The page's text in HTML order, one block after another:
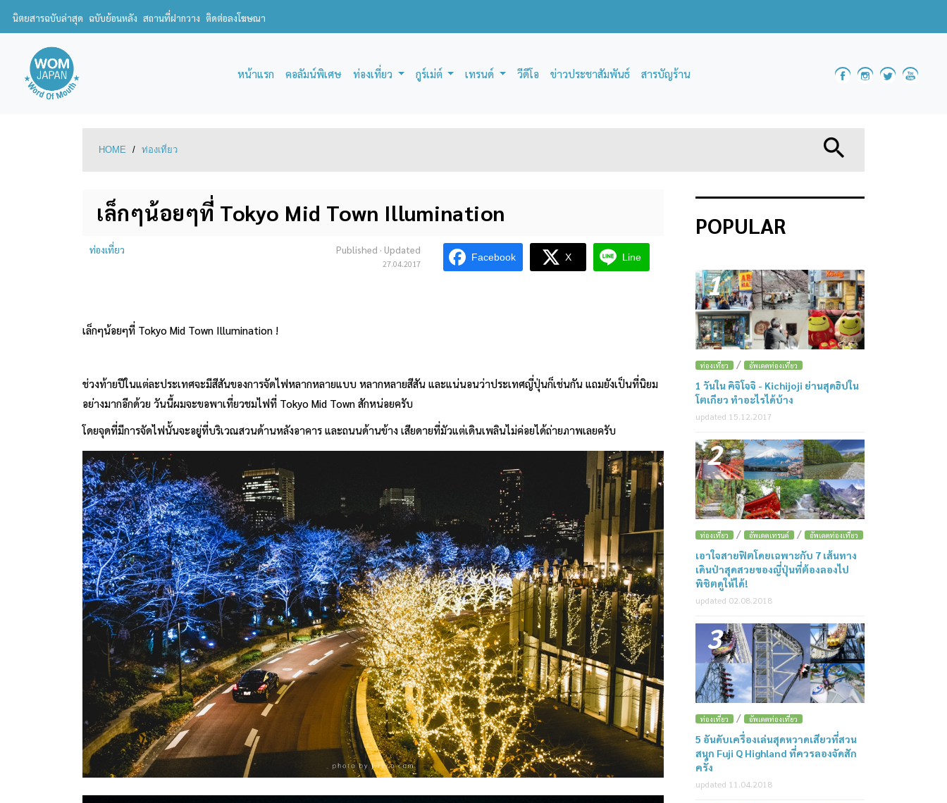
นิตยสารฉบับล่าสุด ฉบับย้อนหลัง สถานที่ฝากวาง ติดต่อลงโฆษณา
หน้าแรก คอลัมน์พิเศษ ท่องเที่ยว กูร์เม่ต์ เทรนด์ วีดีโอ ข่าวประชาสัมพันธ์ สารบัญร้าน
HOME / ท่องเที่ยว
เล็กๆน้อยๆที่ Tokyo Mid Town Illumination
ท่องเที่ยว Published · Updated
27.04.2017
Facebook X Line
เล็กๆน้อยๆที่ Tokyo Mid Town Illumination !
ช่วงท้ายปีในแต่ละประเทศจะมีสีสันของการจัดไฟหลากหลายแบบ หลากหลายสีสัน และแน่นอนว่าประเทศญี่ปุ่นก็เช่นกัน แถมยังเป็นที่นิยม
อย่างมากอีกด้วย วันนี้ผมจะขอพาเที่ยวชมไฟที่ Tokyo Mid Town สักหน่อยครับ
โดยจุดที่มีการจัดไฟนั้นจะอยู่ที่บริเวณสวนด้านหลังอาคาร และถนนด้านข้าง เสียดายที่มัวแต่เดินเพลินไม่ค่อยได้ถ่ายภาพเลยครับ
POPULAR
1
ท่องเที่ยว / อัพเดตท่องเที่ยว
1 วันใน คิจิโจจิ - Kichijoji ย่านสุดฮิปใน
โตเกียว ทำอะไรได้บ้าง
updated 15.12.2017
2
ท่องเที่ยว / อัพเดตเทรนด์ / อัพเดตท่องเที่ยว
เอาใจสายฟิตโดยเฉพาะกับ 7 เส้นทาง
เดินป่าสุดสวยของญี่ปุ่นที่ต้องลองไป
พิชิตดูให้ได้!
updated 02.08.2018
3
ท่องเที่ยว / อัพเดตท่องเที่ยว
5 อันดับเครื่องเล่นสุดหวาดเสียวที่สวน
สนุก Fuji Q Highland ที่ควรลองจัดสัก
ครั้ง
updated 11.04.2018